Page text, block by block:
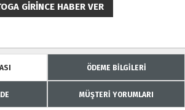
GIRINCE HABER VER
ÖDEME BİLGİLERİ
MÜŞTERİ YORUMLARI